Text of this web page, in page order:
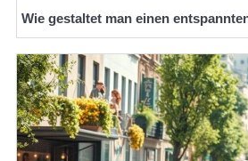
Wie gestaltet man einen